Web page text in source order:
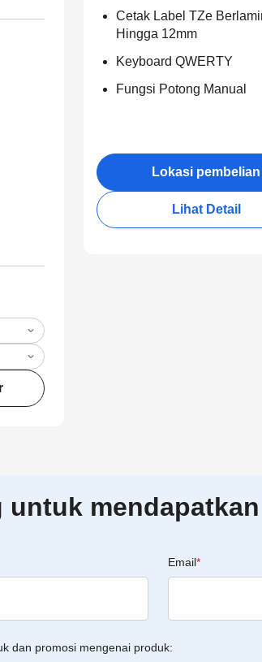
Cetak Label TZe
Hingga 12mm
Keyboard QWERTY
Fungsi Potong Manual
Lokasi pembelian
Lihat Detail
untuk
Email*
dan promosi mengenai produk: